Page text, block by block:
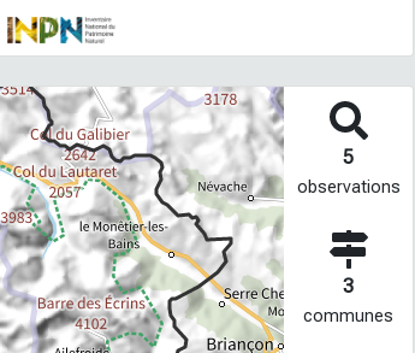
5
observations
3
communes